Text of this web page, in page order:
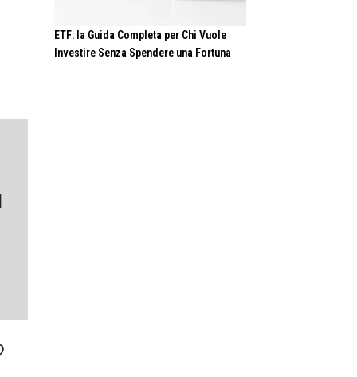
ETF: la Guida Completa per Chi Vuole
Investire Senza Spendere una Fortuna